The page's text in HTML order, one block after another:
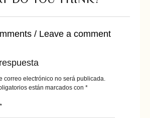
/ Leave a comment
correo electrónico no será publicada.
están marcados con *
*